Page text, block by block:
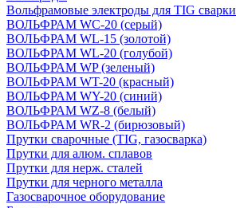
Вольфрамовые электроды для TIG сварки
ВОЛЬФРАМ WC-20 (серый)
ВОЛЬФРАМ WL-15 (золотой)
ВОЛЬФРАМ WL-20 (голубой)
ВОЛЬФРАМ WP (зеленый)
ВОЛЬФРАМ WT-20 (красный)
ВОЛЬФРАМ WY-20 (синий)
ВОЛЬФРАМ WZ-8 (белый)
ВОЛЬФРАМ WR-2 (бирюзовый)
Прутки сварочные (TIG, газосварка)
Прутки для алюм. сплавов
Прутки для нерж. сталей
Прутки для черного металла
Газосварочное оборудование